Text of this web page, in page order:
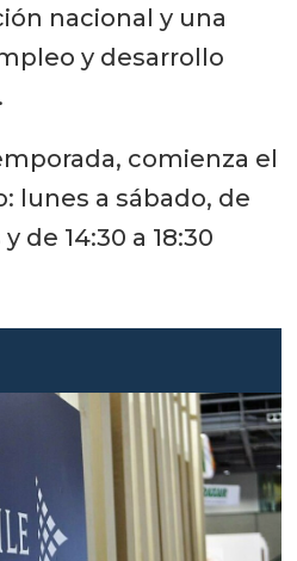
nacional y una
y desarrollo
comienza el
lunes a sábado, de
de 14:30 a 18:30